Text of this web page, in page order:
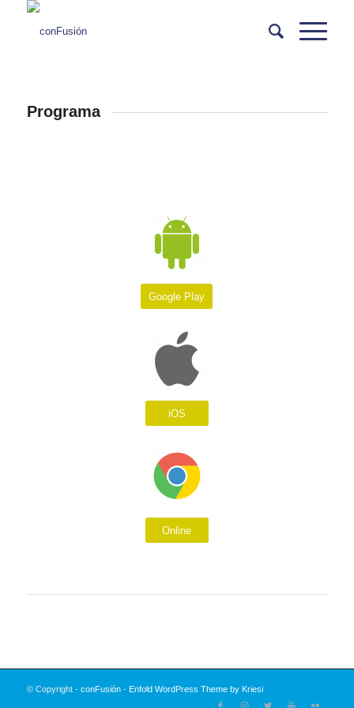
Programa
Google Play
iOS
Online
© Copyright - conFusión- Enfold WordPress Theme by Kriesi